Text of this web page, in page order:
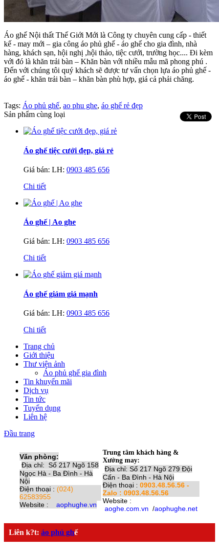
Áo ghế Nội thất Thế Giới Mới là Công ty chuyên cung cấp - thiết
kế - may mới – gia công áo phủ ghế - áo ghế cho gia đình, nhà
hàng, khách sạn, hội nghị ,hội thảo, tiệc cưới, trường học.... Đi kèm
với đó là khăn trải bàn – Khăn bàn với nhiều mẫu mã phong phú .
Đến với chúng tôi quý khách sẽ được tư vấn chọn lựa áo phủ ghế -
áo ghế - khăn trải bàn – khăn bàn phù hợp, giá cả phải chăng.
Tags: Áo phủ ghế, ao phu ghe, áo ghế rẻ đẹp
Sản phẩm cùng loại
Áo ghế tiệc cưới đẹp, giá rẻ
Giá bán: LH: 0903 485 656
Chi tiết
Áo ghế | Ao ghe
Giá bán: LH: 0903 485 656
Chi tiết
Áo ghế giảm giá mạnh
Giá bán: LH: 0903 485 656
Chi tiết
Trang chủ
Giới thiệu
Thư viện ảnh
Áo phủ ghế gia đình
Tin khuyến mãi
Dịch vụ
Tin tức
Tuyển dụng
Liên hệ
Đầu trang
Văn phòng:
Địa chỉ: Số 217 Ngõ 158
Ngọc Hà - Ba Đình - Hà
Nội
Điện thoại : (024)
62583955
Website : aophughe.vn
Trung tâm khách hàng &
Xưởng may:
Địa chỉ: Số 217 Ngõ 279 Đội
Cấn - Ba Đình - Hà Nội
Điện thoại : 0903.48.56.56 -
Zalo : 0903.48.56.56
Website :
aoghe.com.vn /aophughe.net
Liên k?t: áo phủ ghế